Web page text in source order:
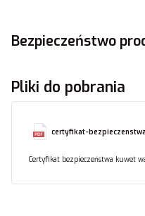
Bezpieczeństwo
Pliki do pobrania
certyfikat-
Certyfikat bezpieczeństwa kuwet